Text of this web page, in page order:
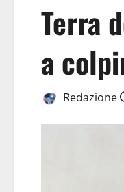
Terra
a
Redazione